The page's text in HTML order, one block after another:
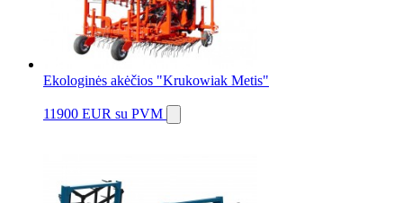
Ekologinės akėčios "Krukowiak Metis"
11900 EUR su PVM